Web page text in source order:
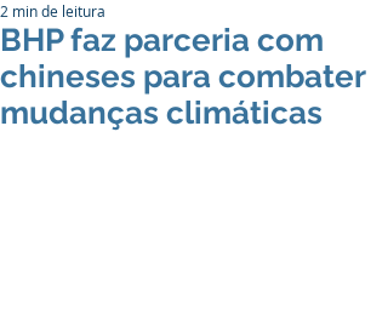
BHP faz parceria com
chineses para combater
mudanças climáticas
2 min de leitura